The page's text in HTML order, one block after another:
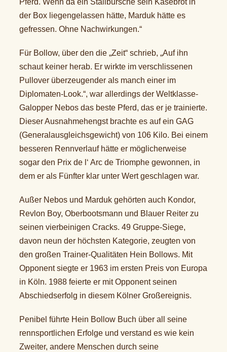
Pferd. Wenn da ein Stallbursche sein Käsebrot in
der Box liegengelassen hätte, Marduk hätte es
gefressen. Ohne Nachwirkungen.“
Für Bollow, über den die „Zeit“ schrieb, „Auf ihn
schaut keiner herab. Er wirkte im verschlissenen
Pullover überzeugender als manch einer im
Diplomaten-Look.“, war allerdings der Weltklasse-
Galopper Nebos das beste Pferd, das er je trainierte.
Dieser Ausnahmehengst brachte es auf ein GAG
(Generalausgleichsgewicht) von 106 Kilo. Bei einem
besseren Rennverlauf hätte er möglicherweise
sogar den Prix de l‘ Arc de Triomphe gewonnen, in
dem er als Fünfter klar unter Wert geschlagen war.
Außer Nebos und Marduk gehörten auch Kondor,
Revlon Boy, Oberbootsmann und Blauer Reiter zu
seinen vierbeinigen Cracks. 49 Gruppe-Siege,
davon neun der höchsten Kategorie, zeugten von
den großen Trainer-Qualitäten Hein Bollows. Mit
Opponent siegte er 1963 im ersten Preis von Europa
in Köln. 1988 feierte er mit Opponent seinen
Abschiedserfolg in diesem Kölner Großereignis.
Penibel führte Hein Bollow Buch über all seine
rennsportlichen Erfolge und verstand es wie kein
Zweiter, andere Menschen durch seine